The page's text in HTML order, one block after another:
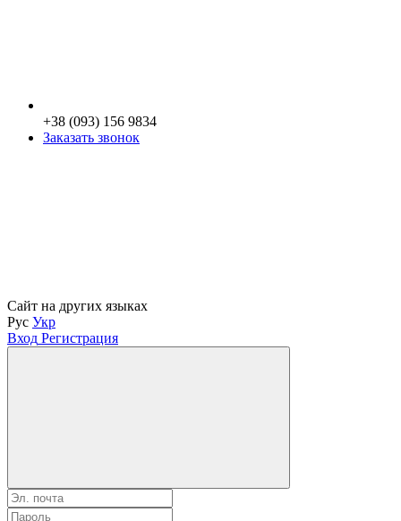
+38 (093) 156 9834
Заказать звонок
Сайт на других языках
Рус Укр
Вход Регистрация